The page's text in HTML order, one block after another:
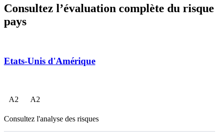
Consultez l’évaluation complète du risque
pays
Etats-Unis d'Amérique
A2 A2
Consultez l'analyse des risques